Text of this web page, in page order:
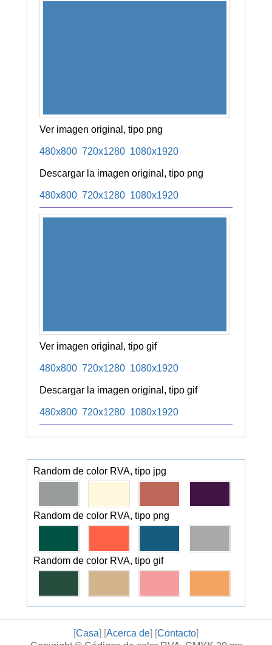
Ver imagen original, tipo png
480x800 720x1280 1080x1920
Descargar la imagen original, tipo png
480x800 720x1280 1080x1920
Ver imagen original, tipo gif
480x800 720x1280 1080x1920
Descargar la imagen original, tipo gif
480x800 720x1280 1080x1920
Random de color RVA, tipo jpg
Random de color RVA, tipo png
Random de color RVA, tipo gif
[Casa] [Acerca de] [Contacto]